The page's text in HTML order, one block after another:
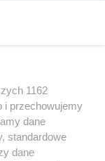
1162
i przechowujemy
dane
standardowe
dane